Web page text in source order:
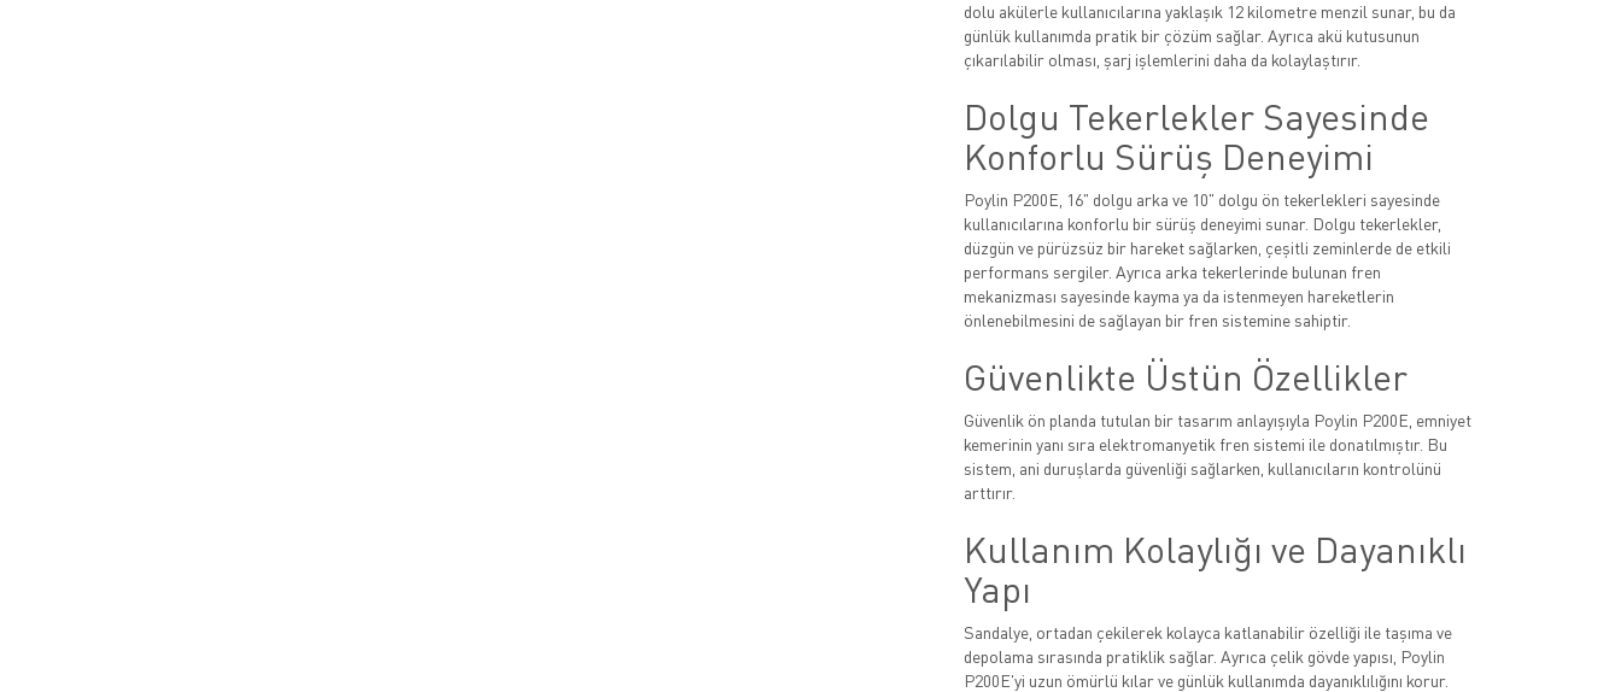
dolu akülerle kullanıcılarına yaklaşık 12 kilometre menzil sunar, bu da
günlük kullanımda pratik bir çözüm sağlar. Ayrıca akü kutusunun
çıkarılabilir olması, şarj işlemlerini daha da kolaylaştırır.
Dolgu Tekerlekler Sayesinde
Konforlu Sürüş Deneyimi
Poylin P200E, 16" dolgu arka ve 10" dolgu ön tekerlekleri sayesinde
kullanıcılarına konforlu bir sürüş deneyimi sunar. Dolgu tekerlekler,
düzgün ve pürüzsüz bir hareket sağlarken, çeşitli zeminlerde de etkili
performans sergiler. Ayrıca arka tekerlerinde bulunan fren
mekanizması sayesinde kayma ya da istenmeyen hareketlerin
önlenebilmesini de sağlayan bir fren sistemine sahiptir.
Güvenlikte Üstün Özellikler
Güvenlik ön planda tutulan bir tasarım anlayışıyla Poylin P200E, emniyet
kemerinin yanı sıra elektromanyetik fren sistemi ile donatılmıştır. Bu
sistem, ani duruşlarda güvenliği sağlarken, kullanıcıların kontrolünü
arttırır.
Kullanım Kolaylığı ve Dayanıklı
Yapı
Sandalye, ortadan çekilerek kolayca katlanabilir özelliği ile taşıma ve
depolama sırasında pratiklik sağlar. Ayrıca çelik gövde yapısı, Poylin
P200E'yi uzun ömürlü kılar ve günlük kullanımda dayanıklılığını korur.